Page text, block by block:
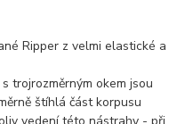
Ripper z velmi elastické a
trojrozměrným okem jsou
štíhlá část korpusu